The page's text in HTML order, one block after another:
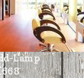
Lamp